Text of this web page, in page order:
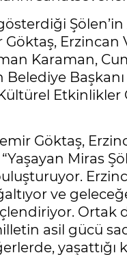
Şölen’in
Erzincan
Karaman,
Başkanı
Göktaş,
Miras
ve
Ortak
asil gücü
yaşattığı